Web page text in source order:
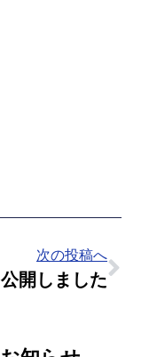
次の投稿へ
開しました